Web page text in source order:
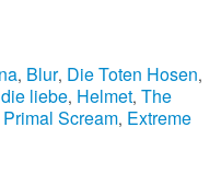
, Blur, Die Toten Hosen,
liebe, Helmet, The
Primal Scream, Extreme